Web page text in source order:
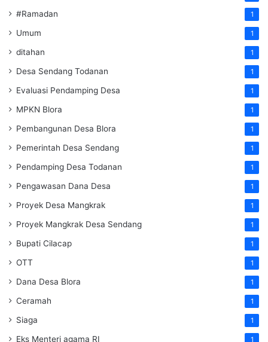
#Ramadan 1
Umum 1
ditahan 1
Desa Sendang Todanan 1
Evaluasi Pendamping Desa 1
MPKN Blora 1
Pembangunan Desa Blora 1
Pemerintah Desa Sendang 1
Pendamping Desa Todanan 1
Pengawasan Dana Desa 1
Proyek Desa Mangkrak 1
Proyek Mangkrak Desa Sendang 1
Bupati Cilacap 1
OTT 1
Dana Desa Blora 1
Ceramah 1
Siaga 1
Eks Menteri agama RI 1